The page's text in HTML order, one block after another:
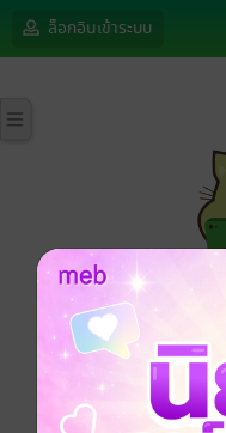
ล็อกอินเข้าระบบ
กรุณาเข้าสู่ระบ
ล็